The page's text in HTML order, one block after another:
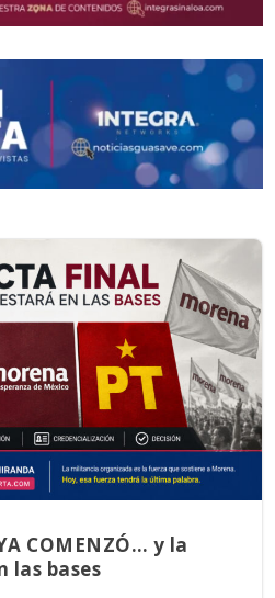
COMENZÓ… y la
las bases